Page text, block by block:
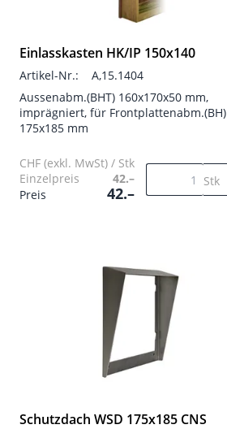
Einlasskasten HK/IP 150x140
Artikel-Nr.:
A,15.1404
Aussenabm.(BHT) 160x170x50 mm,
imprägniert, für Frontplattenabm.(BH)
175x185 mm
CHF (exkl. MwSt) / Stk
Einzelpreis
42.–
Preis
42.–
Stk
Schutzdach WSD 175x185 CNS